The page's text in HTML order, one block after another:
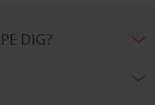
DIG?